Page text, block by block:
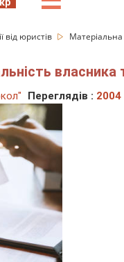
від юристів Матеріальна
Переглядів : 2004